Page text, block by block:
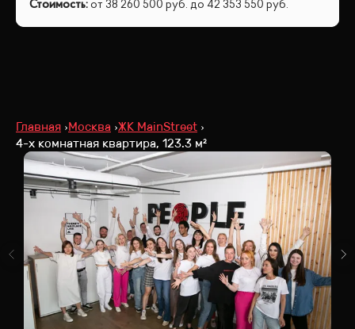
Стоимость: от 38 260 500 руб. до 42 353 550 руб.
Главная Москва ЖК MainStreet
4-х комнатная квартира, 123.3 м²